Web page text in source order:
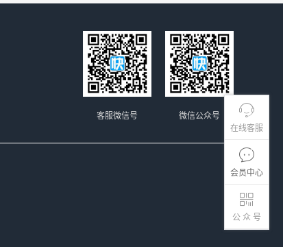
在线客服
会员中心
公 众 号
微信公众号
客服微信号